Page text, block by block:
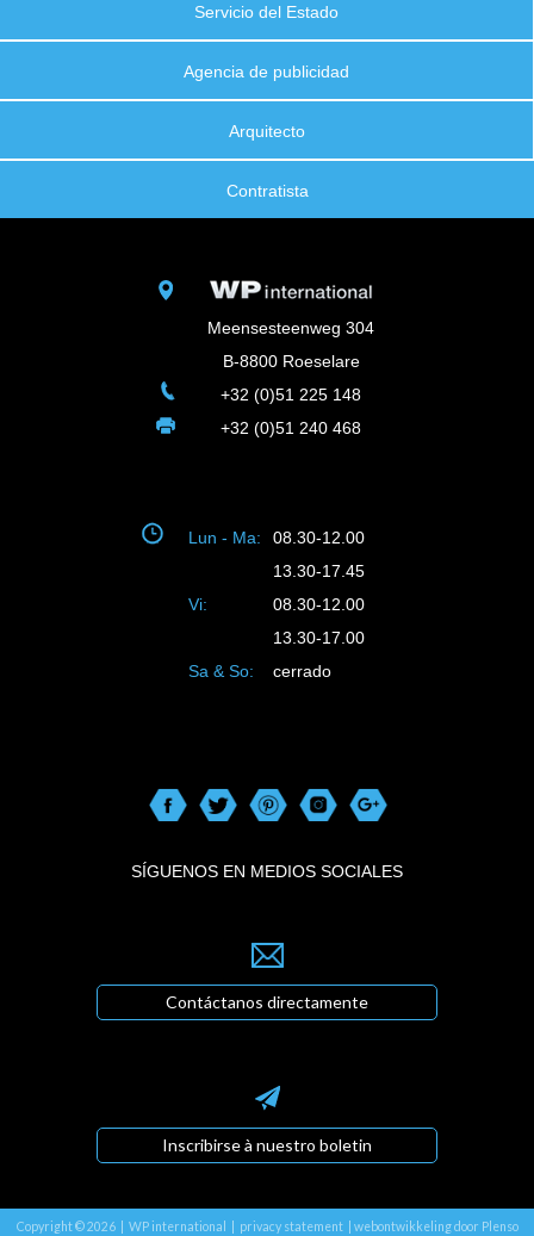
Servicio del Estado
Agencia de publicidad
Arquitecto
Contratista
Meensesteenweg 304
B-8800 Roeselare
+32 (0)51 225 148
+32 (0)51 240 468
Lun - Ma:
08.30-12.00
13.30-17.45
Vi:
08.30-12.00
13.30-17.00
Sa & So:
cerrado
SÍGUENOS EN MEDIOS SOCIALES
Contáctanos directamente
Inscribirse à nuestro boletin
Copyright © 2026 | WP international | privacy statement| webontwikkeling door Plenso